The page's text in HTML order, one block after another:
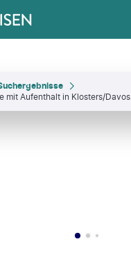
mit Aufenthalt in Klosters/Davos